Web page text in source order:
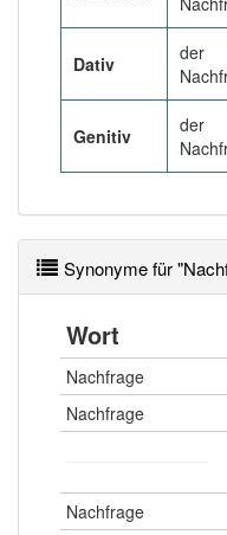
Dativ
der
Genitiv
der
Synonyme für
Wort
Nachfrage
Nachfrage
Nachfrage